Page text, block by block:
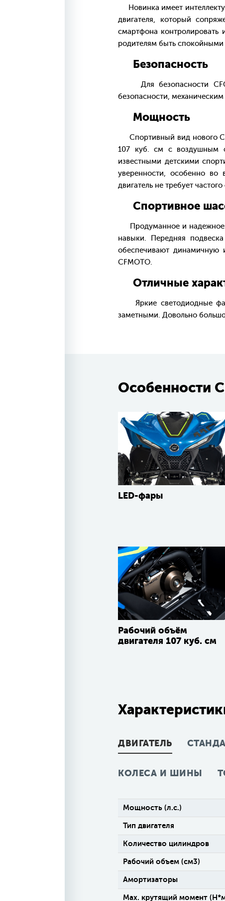
Новинка имеет
двигателя, который
смартфона контролировать
родителям быть спокойными
Безопасность
Для безопасности
безопасности,
Мощность
Спортивный вид нового
107 куб. см с воздушным
известными детскими
уверенности, особенно во
двигатель не требует
Спортивное
Продуманное и надежное
навыки. Передняя
обеспечивают динамичную
CFMOTO.
Отличные
Яркие светодиодные
заметными. Довольно
Особенности
LED-фары
Рабочий объём
двигателя 107 куб. см
ДВИГАТЕЛЬ
КОЛЕСА И ШИНЫ
Мощность (л.с.)
Тип двигателя
Количество цилиндров
Рабочий объем (см3)
Амортизаторы
Max. крутящий момент